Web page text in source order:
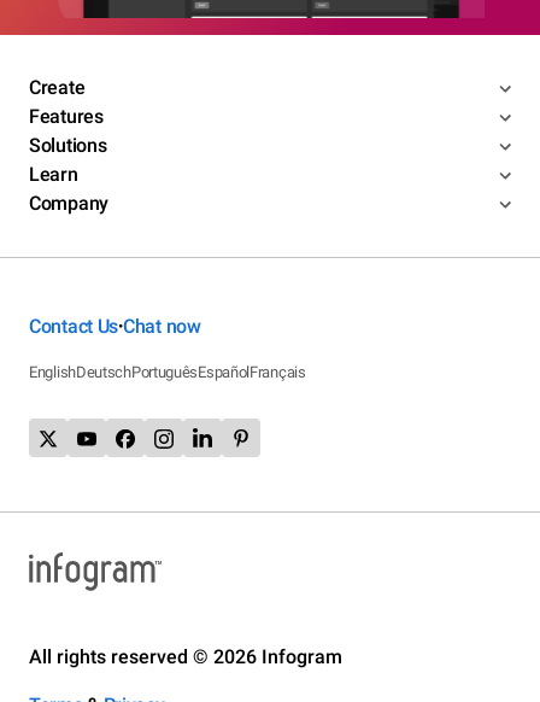
Create
Features
Solutions
Learn
Company
Contact Us•Chat now
EnglishDeutschPortuguêsEspañolFrançais
All rights reserved © 2026 Infogram